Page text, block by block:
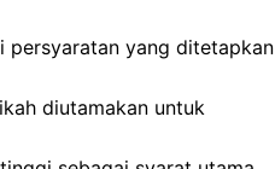
persyaratan yang ditetapkan
diutamakan untuk